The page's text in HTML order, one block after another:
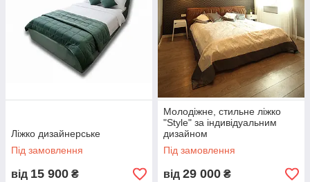
Ліжко дизайнерське
Під замовлення
від 15 900 ₴
Молодіжне, стильне ліжко
"Style" за індивідуальним
дизайном
Під замовлення
від 29 000 ₴